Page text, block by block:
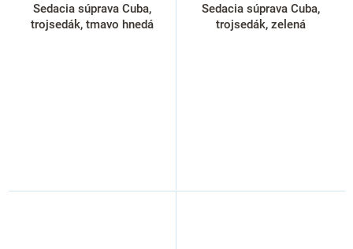
Sedacia súprava Cuba,
trojsedák, tmavo hnedá
Sedacia súprava Cuba,
trojsedák, zelená